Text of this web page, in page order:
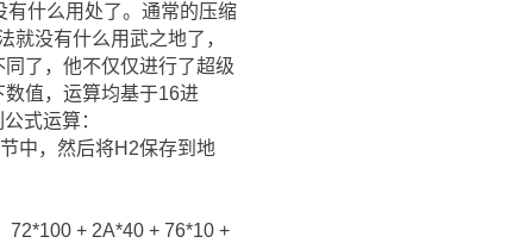
有什么用处了。通常的压缩
没有什么用武之地了，
了，他不仅仅进行了超级
值，运算均基于16进
式运算：
中，然后将H2保存到地
+ 2A*40 + 76*10 +